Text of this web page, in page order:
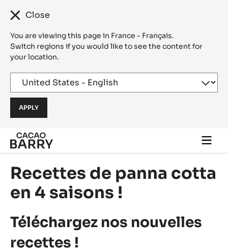
Close
You are viewing this page in France - Français.
Switch regions if you would like to see the content for
your location.
Skip to main content
main
Recettes de panna cotta
en 4 saisons !
Téléchargez nos nouvelles
recettes !